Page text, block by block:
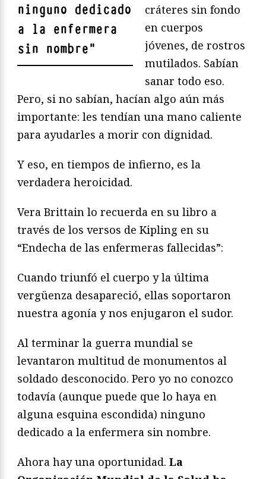
ninguno dedicado
a la enfermera
sin nombre"
cráteres sin fondo
en cuerpos
jóvenes, de rostros
mutilados. Sabían
sanar todo eso.
Pero, si no sabían, hacían algo aún más
importante: les tendían una mano caliente
para ayudarles a morir con dignidad.
Y eso, en tiempos de infierno, es la
verdadera heroicidad.
Vera Brittain lo recuerda en su libro a
través de los versos de Kipling en su
“Endecha de las enfermeras fallecidas”:
Cuando triunfó el cuerpo y la última
vergüenza desapareció, ellas soportaron
nuestra agonía y nos enjugaron el sudor.
Al terminar la guerra mundial se
levantaron multitud de monumentos al
soldado desconocido. Pero yo no conozco
todavía (aunque puede que lo haya en
alguna esquina escondida) ninguno
dedicado a la enfermera sin nombre.
Ahora hay una oportunidad. La